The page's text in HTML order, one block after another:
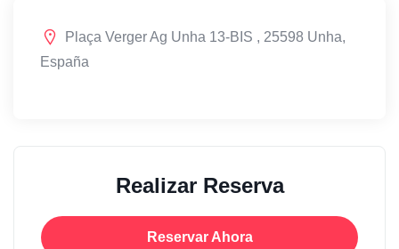
Plaça Verger Ag Unha 13-BIS , 25598 Unha,
España
Realizar Reserva
Reservar Ahora